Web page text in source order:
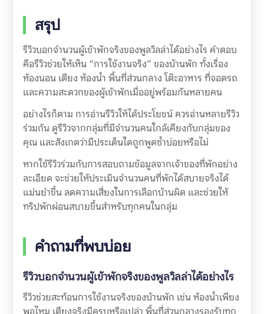
สรุป
รีวิวบอกจำนวนผู้เข้าพักจริงของพูลวิลล่าได้อย่างไร คำตอบ
คือรีวิวช่วยให้เห็น “การใช้งานจริง” ของบ้านพัก ทั้งเรื่อง
ห้องนอน เตียง ห้องน้ำ พื้นที่ส่วนกลาง โต๊ะอาหาร ที่จอดรถ
และความสะดวกของผู้เข้าพักเมื่ออยู่พร้อมกันหลายคน
อย่างไรก็ตาม การอ่านรีวิวให้ได้ประโยชน์ ควรอ่านหลายรีวิว
ร่วมกัน ดูรีวิวจากกลุ่มที่มีจำนวนคนใกล้เคียงกับกลุ่มของ
คุณ และสังเกตว่ามีประเด็นใดถูกพูดซ้ำบ่อยหรือไม่
หากใช้รีวิวร่วมกับการสอบถามข้อมูลจากเจ้าของที่พักอย่าง
ละเอียด จะช่วยให้ประเมินจำนวนคนที่พักได้สบายจริงได้
แม่นยำขึ้น ลดความเสี่ยงในการเลือกบ้านผิด และช่วยให้
ทริปพักผ่อนสบายขึ้นสำหรับทุกคนในกลุ่ม
คำถามที่พบบ่อย
รีวิวบอกจำนวนผู้เข้าพักจริงของพูลวิลล่าได้อย่างไร
รีวิวช่วยสะท้อนการใช้งานจริงของบ้านพัก เช่น ห้องน้ำเพียง
พอไหม เตียงจริงมีครบหรือเปล่า พื้นที่ส่วนกลางรองรับทุก